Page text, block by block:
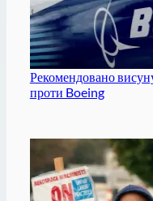
Рекомендовано
проти Boeing